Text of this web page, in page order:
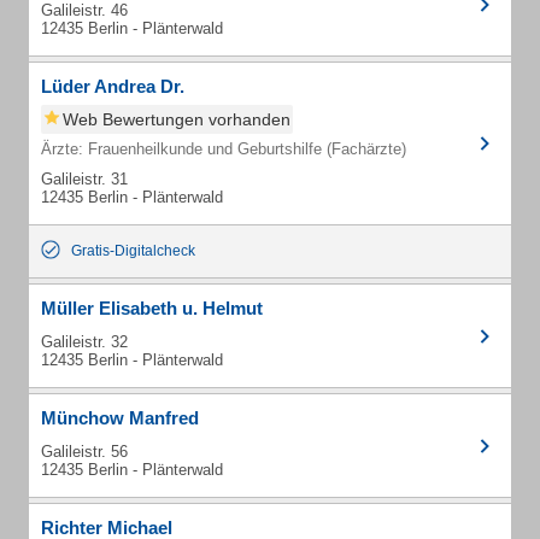
Galileistr. 46
12435 Berlin - Plänterwald
Lüder Andrea Dr.
Web Bewertungen vorhanden
Ärzte: Frauenheilkunde und Geburtshilfe (Fachärzte)
Galileistr. 31
12435 Berlin - Plänterwald
Gratis-Digitalcheck
Müller Elisabeth u. Helmut
Galileistr. 32
12435 Berlin - Plänterwald
Münchow Manfred
Galileistr. 56
12435 Berlin - Plänterwald
Richter Michael